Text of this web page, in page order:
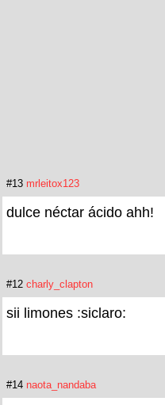
#13 mrleitox123
dulce néctar ácido ahh!
#12 charly_clapton
sii limones :siclaro:
#14 naota_nandaba